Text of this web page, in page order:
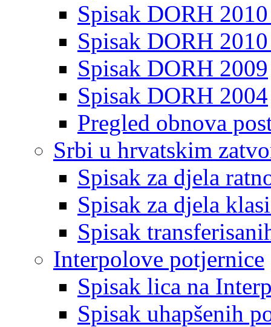
Spisak DORH
Spisak DORH
Spisak DORH 2009
Spisak DORH 2004
Pregled obnova
Srbi u hrvatskim
Spisak za djela
Spisak za djela
Spisak
Interpolove potjernice
Spisak lica na
Spisak uhapšenih